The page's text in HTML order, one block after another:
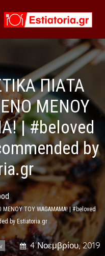
ΠΙΑΤΑ
ΜΕΝΟΥ
| #beloved
by
ΤΟΥ WAGAMAMA! | #beloved
by Estiatoria.gr
4 Νοεμβρίου, 2019